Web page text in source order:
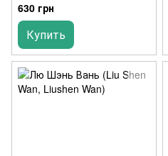
630 грн
Купить